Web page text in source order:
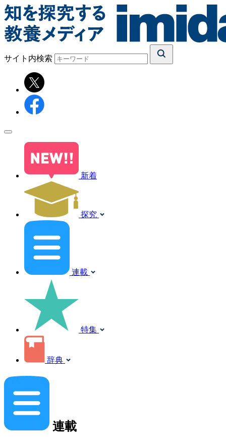
サイト内検索
新着
探究
連載
特集
辞典
連載